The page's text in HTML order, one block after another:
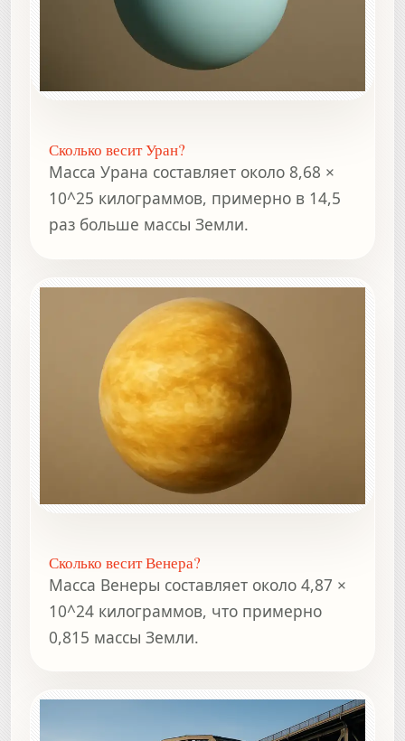
Сколько весит Уран?
Масса Урана составляет около 8,68 ×
10^25 килограммов, примерно в 14,5
раз больше массы Земли.
Сколько весит Венера?
Масса Венеры составляет около 4,87 ×
10^24 килограммов, что примерно
0,815 массы Земли.